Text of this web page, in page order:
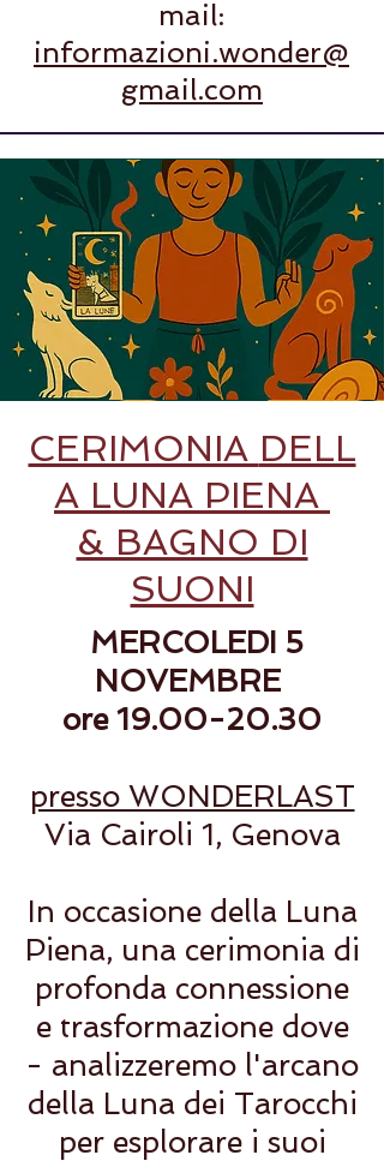
mail:
informazioni.wonder@
gmail.com
CERIMONIA DELL
A LUNA PIENA
& BAGNO DI
SUONI
MERCOLEDI 5
NOVEMBRE
ore 19.00-20.30
presso WONDERLAST
Via Cairoli 1, Genova
In occasione della Luna
Piena, una cerimonia di
profonda connessione
e trasformazione dove
- analizzeremo l'arcano
della Luna dei Tarocchi
per esplorare i suoi